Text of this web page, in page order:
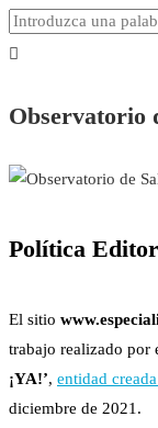
Observatorio
Política
El sitio
trabajo realizado por
¡YA!’, entidad
diciembre de 2021.